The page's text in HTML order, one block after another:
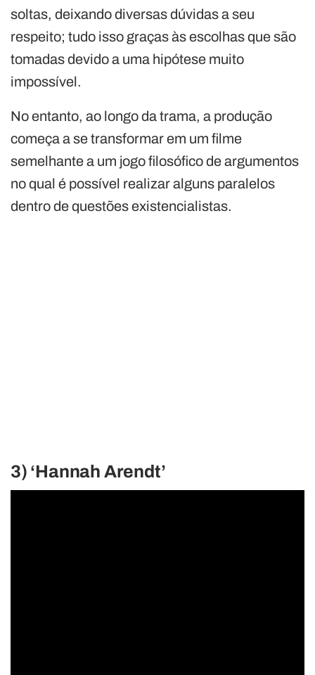
soltas, deixando diversas dúvidas a seu
respeito; tudo isso graças às escolhas que são
tomadas devido a uma hipótese muito
impossível.
No entanto, ao longo da trama, a produção
começa a se transformar em um filme
semelhante a um jogo filosófico de argumentos
no qual é possível realizar alguns paralelos
dentro de questões existencialistas.
3) ‘Hannah Arendt’